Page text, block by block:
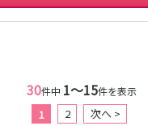
30件中 1〜15件を表示
1 2 次へ >
春日部駅
ツリー前〉駅谷塚駅